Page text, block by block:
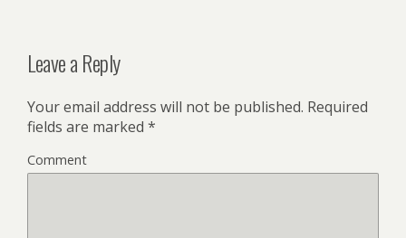
Leave a Reply
Your email address will not be published. Required
fields are marked *
Comment